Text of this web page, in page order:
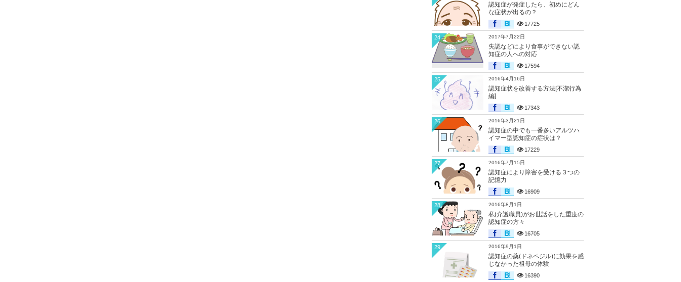
認知症が発症したら、初めにどん
な症状が出るの？
17725
2017年7月22日
失認などにより食事ができない認
知症の人への対応
17594
24
2016年4月16日
認知症状を改善する方法[不潔行為
編]
17343
25
2016年3月21日
認知症の中でも一番多いアルツハ
イマー型認知症の症状は？
17229
26
2016年7月15日
認知症により障害を受ける３つの
記憶力
16909
27
2016年8月1日
私(介護職員)がお世話をした重度の
認知症の方々
16705
28
2016年9月1日
認知症の薬(ドネペジル)に効果を感
じなかった祖母の体験
16390
29